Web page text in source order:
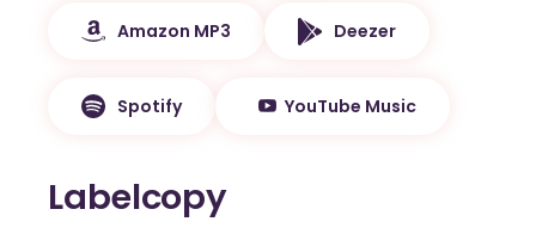
Amazon MP3 Deezer
Spotify YouTube Music
Labelcopy